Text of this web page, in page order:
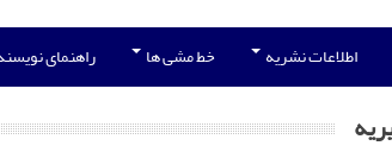
اطلاعات نشریه خط مشی ها راهنمای